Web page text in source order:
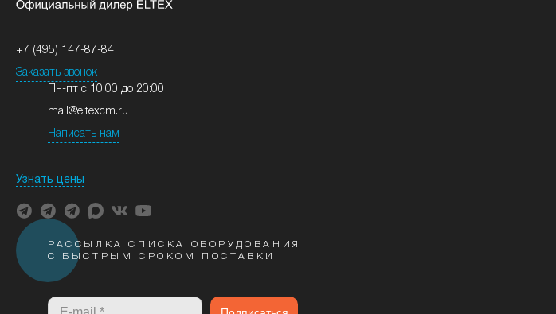
+7 (495) 147-87-84
Заказать звонок
Пн-пт с 10:00 до 20:00
mail@eltexcm.ru
Написать нам
Узнать цены
РАССЫЛКА СПИСКА ОБОРУДОВАНИЯ
С БЫСТРЫМ СРОКОМ ПОСТАВКИ